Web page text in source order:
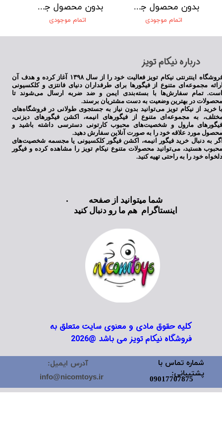
بدون محصول جهت نمایش
اتمام موجودی
بدون محصول جهت نمایش
اتمام موجودی
​درباره نیکام تویز
فروشگاه اینترنتی نیکام تویز فعالیت خود را از سال ۱۳۹۸ آغاز کرده و هدف آن
مجموعه‌ای متنوع از فیگورها برای طرفداران دنیای فانتزی و کلکسیونی
تمام سفارش‌ها با بسته‌بندی ایمن و ضد ضربه ارسال می‌شوند تا
در بهترین وضعیت به دست مشتریان برسند.
خرید از نیکام تویز می‌توانید بدون نیاز به جستجوی طولانی در فروشگاه‌های
به مجموعه‌ای متنوع از فیگورهای انیمه، اکشن فیگورهای دیزنی،
مارول و شخصیت‌های محبوب کارتونی دسترسی داشته باشید و
مورد علاقه خود را به صورت آنلاین سفارش دهید.
به دنبال خرید فیگور انیمه، اکشن فیگور کلکسیونی یا مجسمه شخصیت‌های
هستید، می‌توانید محصولات متنوع نیکام تویز را مشاهده کرده و فیگور
خود را به راحتی تهیه کنید.
کلیه حقوق مادی و معنوی سایت متعلق به
فروشگاه نیکام تویز می باشد @2026
شما میتوانید از صفحه
اینستاگرام هم ما رو دنبال کنید
شماره تماس با
پشتیبانی:
09017707875
آدرس ایمیل:
info@nicomtoys.ir